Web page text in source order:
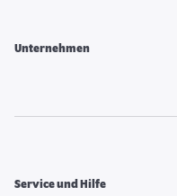
Unternehmen
Service und Hilfe